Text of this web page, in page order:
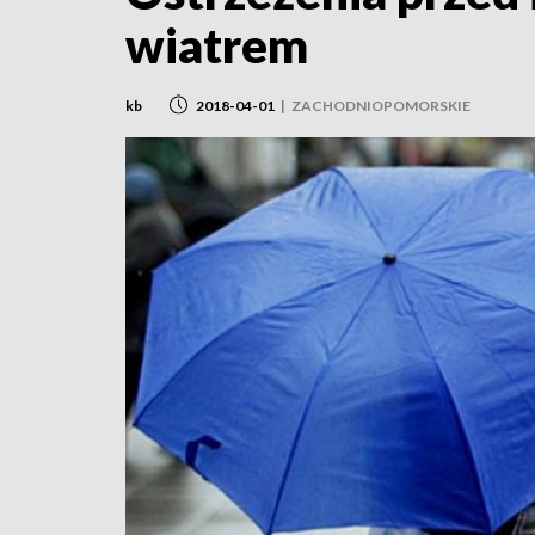
wiatrem
kb 2018-04-01 | ZACHODNIOPOMORSKIE